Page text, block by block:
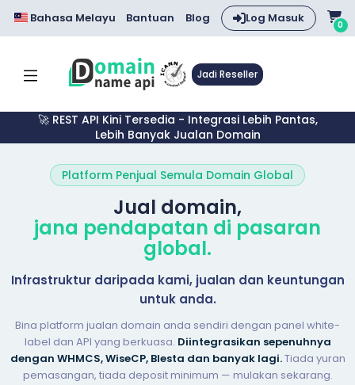
Bahasa Melayu Bantuan Blog Log Masuk 0
Jadi Reseller
🚀 REST API Kini Tersedia - Integrasi Lebih Pantas,
Lebih Banyak Jualan Domain
Platform Penjual Semula Domain Global
Jual domain,
jana pendapatan di pasaran
global.
Infrastruktur daripada kami, jualan dan keuntungan
untuk anda.
Bina platform jualan domain anda sendiri dengan panel white-
label dan API yang berkuasa. Diintegrasikan sepenuhnya
dengan WHMCS, WiseCP, Blesta dan banyak lagi.Tiada yuran
pemasangan, tiada deposit minimum — mulakan sekarang.